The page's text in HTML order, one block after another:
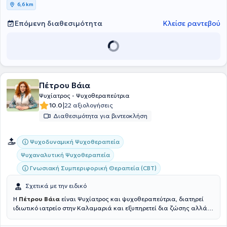
ΘΕΣΣΑΛΟΝΙΚΗΣ
6,6 km
Επόμενη διαθεσιμότητα Κλείσε ραντεβού
Πέτρου Βάια
Ψυχίατρος - Ψυχοθεραπεύτρια
10.0|22 αξιολογήσεις
Διαθεσιμότητα για βιντεοκλήση
Ψυχοδυναμική Ψυχοθεραπεία
Ψυχαναλυτική Ψυχοθεραπεία
Γνωσιακή Συμπεριφορική Θεραπεία (CBT)
Σχετικά με την ειδικό
Η Πέτρου Βάια είναι Ψυχίατρος και ψυχοθεραπεύτρια, διατηρεί
ιδιωτικό ιατρείο στην Καλαμαριά και εξυπηρετεί δια ζώσης αλλά